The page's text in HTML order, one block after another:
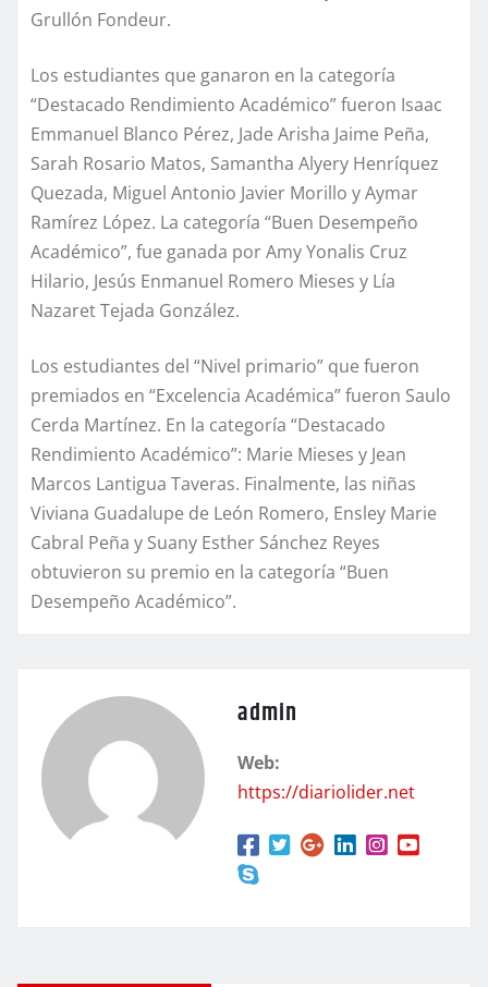
Grullón Fondeur.
Los estudiantes que ganaron en la categoría
“Destacado Rendimiento Académico” fueron Isaac
Emmanuel Blanco Pérez, Jade Arisha Jaime Peña,
Sarah Rosario Matos, Samantha Alyery Henríquez
Quezada, Miguel Antonio Javier Morillo y Aymar
Ramírez López. La categoría “Buen Desempeño
Académico”, fue ganada por Amy Yonalis Cruz
Hilario, Jesús Enmanuel Romero Mieses y Lía
Nazaret Tejada González.
Los estudiantes del “Nivel primario” que fueron
premiados en “Excelencia Académica” fueron Saulo
Cerda Martínez. En la categoría “Destacado
Rendimiento Académico”: Marie Mieses y Jean
Marcos Lantigua Taveras. Finalmente, las niñas
Viviana Guadalupe de León Romero, Ensley Marie
Cabral Peña y Suany Esther Sánchez Reyes
obtuvieron su premio en la categoría “Buen
Desempeño Académico”.
admin
Web:
https://diariolider.net